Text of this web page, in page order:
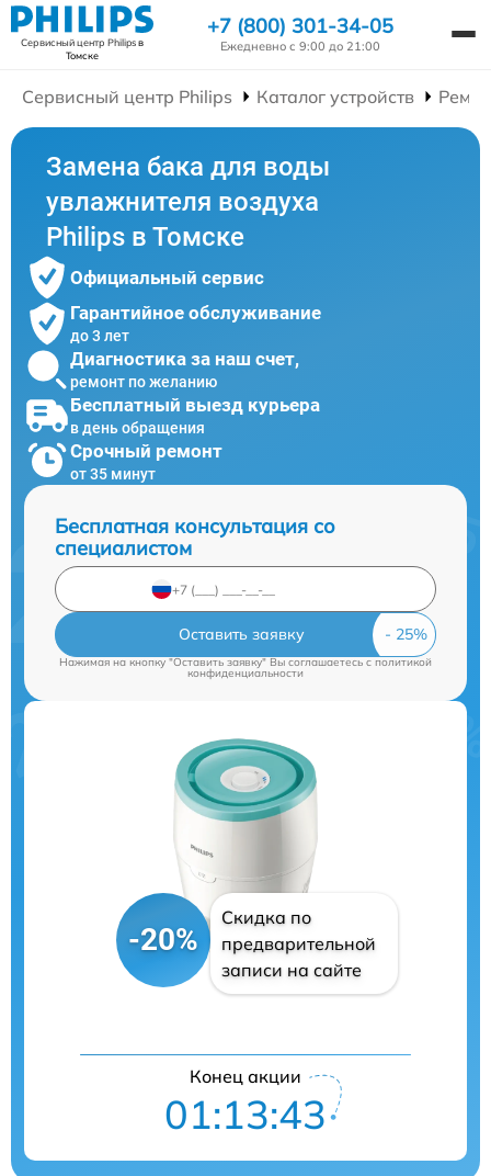
Сервисный центр Philipsв
Томске
+7 (800) 301-34-05
Ежедневно с 9:00 до 21:00
Сервисный центр Philips Каталог устройств
Замена бака для воды
увлажнителя воздуха
Philips в Томске
Официальный сервис
Гарантийное обслуживание
до 3 лет
Диагностика за наш счет,
ремонт по желанию
Бесплатный выезд курьера
в день обращения
Срочный ремонт
от 35 минут
Бесплатная консультация со
специалистом
Оставить заявку
Нажимая на кнопку "Оставить заявку" Вы соглашаетесь c политикой
конфиденциальности
-20%
Скидка по
предварительной
записи на сайте
Конец акции
01:13:42